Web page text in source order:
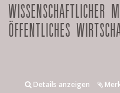
WISSENSCHAFTLICHER
ÖFFENTLICHES
Details anzeigen